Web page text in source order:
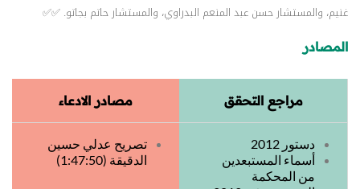
غنيم، والمستشار حسن عبد المنعم البدراوي، والمستشار حاتم بجاتو. ✅✅
المصادر
مراجع التحقق مصادر الادعاء
دستور 2012
أسماء المستبعدين
من المحكمة
تصريح عدلي حسين
الدقيقة (1:47:50)